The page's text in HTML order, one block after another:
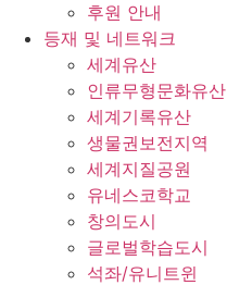
후원 안내
등재 및 네트워크
세계유산
인류무형문화유산
세계기록유산
생물권보전지역
세계지질공원
유네스코학교
창의도시
글로벌학습도시
석좌/유니트윈